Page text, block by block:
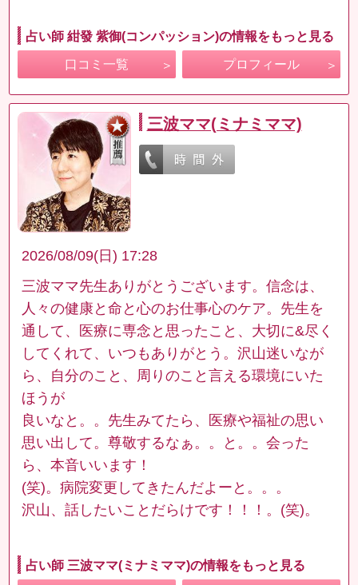
占い師 紺發 紫御(コンパッション)の情報をもっと見る
口コミ一覧 プロフィール
三波ママ(ミナミママ)
2026/08/09(日) 17:28
三波ママ先生ありがとうございます。信念は、
人々の健康と命と心のお仕事心のケア。先生を
通して、医療に専念と思ったこと、大切に&尽く
してくれて、いつもありがとう。沢山迷いなが
ら、自分のこと、周りのこと言える環境にいた
ほうが
良いなと。。先生みてたら、医療や福祉の思い
思い出して。尊敬するなぁ。。と。。会った
ら、本音いいます！
(笑)。病院変更してきたんだよーと。。。
沢山、話したいことだらけです！！！。(笑)。
占い師 三波ママ(ミナミママ)の情報をもっと見る